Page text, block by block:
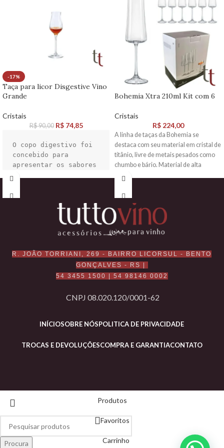
e elegante.
A taça inclui um
'ponto de brilho'
para auxiliar na
formação do perlage.
-17%
Taça para licor Disgestive Vino
Grande
Cristais
R$90,00 R$74,85
O copo digestivo foi
concebido para
apresentar os sabores
e aromas das bebidas
melhor, tornando cada
gole numa experiência
design exclusivo que
permite que a bebida
seja girada
ainda mais seu aroma
estreita do copo
aromas, aprimorando
Bohemia Xtra 210ml Kit com 6
Cristais
R$224,00
A linha de taças da Bohemia se
destaca com seu material em cristal de
titânio, livre de metais pesados como
chumbo e bário. Material de alta
durabilidade e resistentes à quebra.
R. JOÃO TORRIANI, 269 - BAIRRO LICORSUL - BENTO
GONÇALVES - RS |
54 3455 1500
54 98146 0002
CNPJ 08.020.120/0001-62
INÍCIOSOBRE NÓSPOLITICA DE PRIVACIDADE
TROCAS E DEVOLUÇÕESCOMPRA E GARANTIACONTATO
Procura
Produtos
Favoritos
Carrinho